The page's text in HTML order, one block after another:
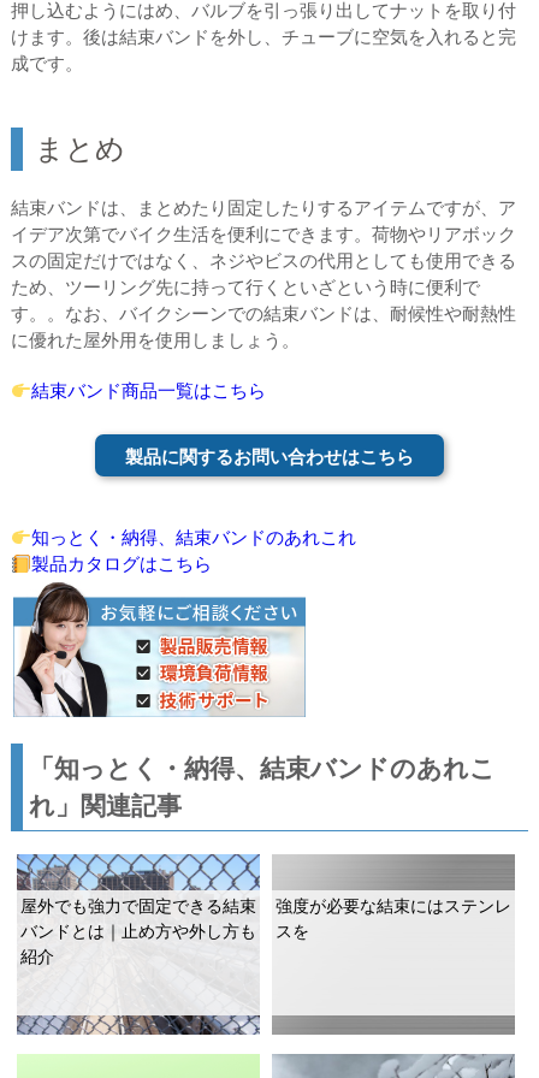
押し込むようにはめ、バルブを引っ張り出してナットを取り付
けます。後は結束バンドを外し、チューブに空気を入れると完
成です。
まとめ
結束バンドは、まとめたり固定したりするアイテムですが、ア
イデア次第でバイク生活を便利にできます。荷物やリアボック
スの固定だけではなく、ネジやビスの代用としても使用できる
ため、ツーリング先に持って行くといざという時に便利で
す。。なお、バイクシーンでの結束バンドは、耐候性や耐熱性
に優れた屋外用を使用しましょう。
結束バンド商品一覧はこちら
製品に関するお問い合わせはこちら
知っとく・納得、結束バンドのあれこれ
製品カタログはこちら
「知っとく・納得、結束バンドのあれこ
れ」関連記事
屋外でも強力で固定できる結束
バンドとは｜止め方や外し方も
紹介
強度が必要な結束にはステンレ
スを